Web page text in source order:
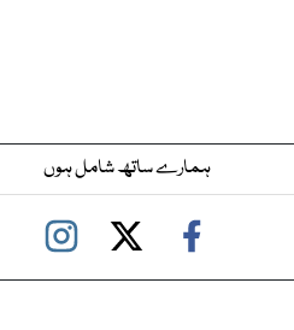
ہمارے ساتھ شامل ہوں